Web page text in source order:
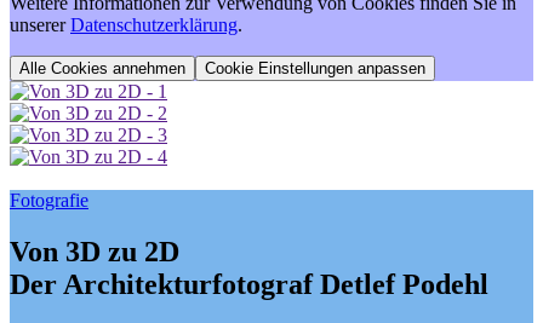
unsererDatenschutzerklärung.
Cookie Einstellungen anpassen
Fotografie
Von 3D zu 2D
Der Architekturfotograf Detlef Podehl